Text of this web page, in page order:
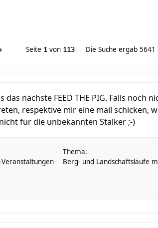
Seite 1 von 113 Die Suche ergab
das nächste FEED THE PIG. Falls
respektive mir eine mail
für die unbekannten Stalker ;-)
Thema:
Berg- und Landschaftsläufe